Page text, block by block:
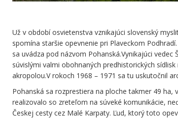
Už v období osvietenstva vznikajúci slovenský
spomína staršie opevnenie pri Plaveckom
sa uvádza pod názvom Pohanská.Vynikajúci
súvislými valmi obohnaných predhistorických
akropolou.V rokoch 1968 – 1971 sa tu uskutočnil
Pohanská sa rozprestiera na ploche takmer 49
realizovalo so zreteľom na súveké komunikácie,
Českej cesty cez Malé Karpaty. Ľud, ktorý toto